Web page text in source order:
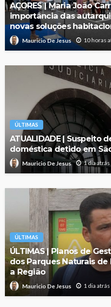
AÇORES | Maria João
importância das
novas soluções
Mauricio De Jesus 10 horas
ÚLTIMAS
ATUALIDADE | Suspeito
doméstica detido em
Mauricio De Jesus 1 dia atrás
ÚLTIMAS
ÚLTIMAS | Planos de
dos Parques Naturais
a Região
Mauricio De Jesus 1 dia atrás